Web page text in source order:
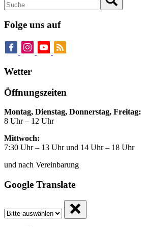
Folge uns auf
Wetter
Öffnungszeiten
Montag, Dienstag, Donnerstag, Freitag:
8 Uhr – 12 Uhr
Mittwoch:
7:30 Uhr – 13 Uhr und 14 Uhr – 18 Uhr
und nach Vereinbarung
Google Translate